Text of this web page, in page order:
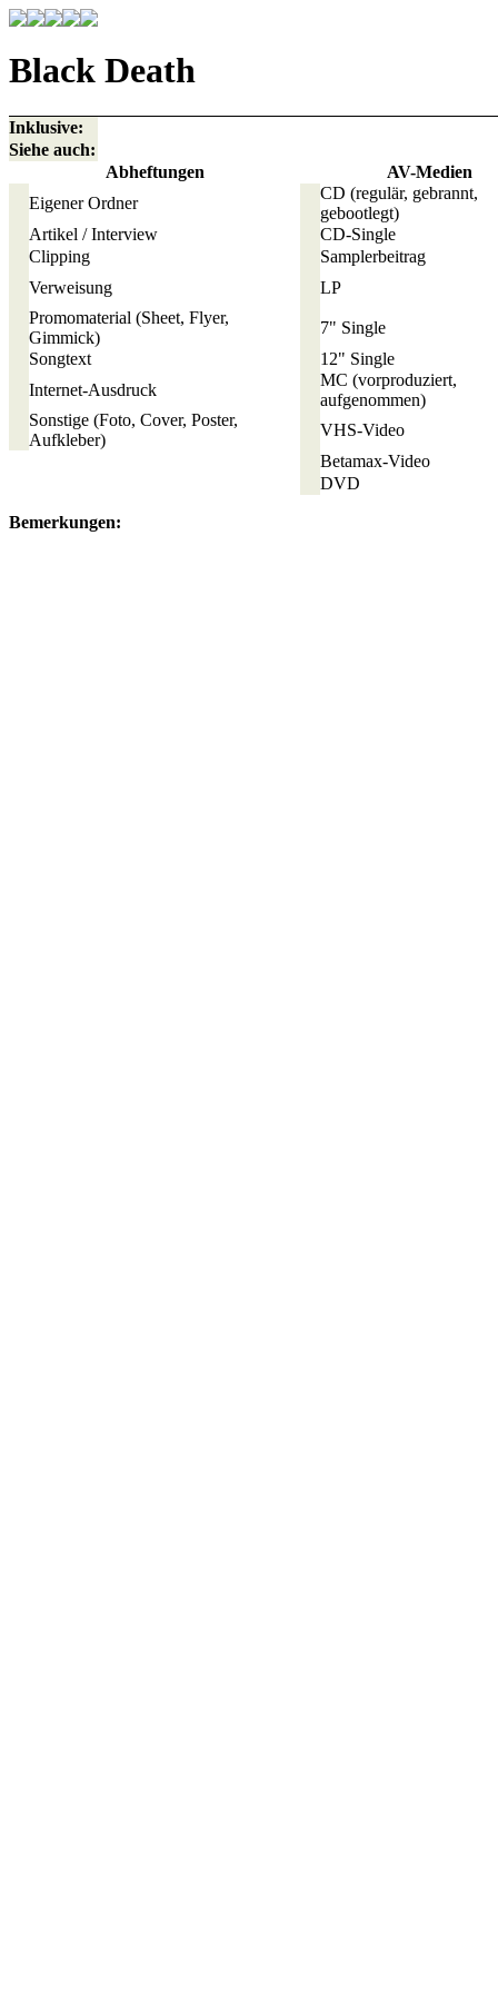
Black Death
Inklusive:
Siehe auch:
Abheftungen
AV-Medien
Eigener Ordner
CD (regulär, gebrannt,
gebootlegt)
Artikel / Interview
CD-Single
Clipping
Samplerbeitrag
Verweisung
LP
Promomaterial (Sheet, Flyer,
Gimmick)
7" Single
Songtext
12" Single
Internet-Ausdruck
MC (vorproduziert,
aufgenommen)
Sonstige (Foto, Cover, Poster,
Aufkleber)
VHS-Video
Betamax-Video
DVD
Bemerkungen: